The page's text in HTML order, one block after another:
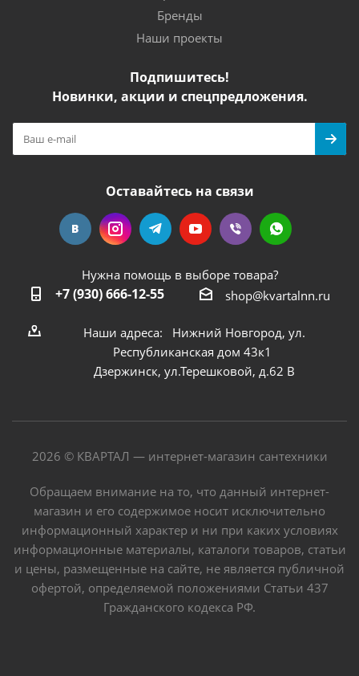
Бренды
Наши проекты
Подпишитесь!
Новинки, акции и спецпредложения.
Оставайтесь на связи
Нужна помощь в выборе товара?
+7 (930) 666-12-55 shop@kvartalnn.ru
Наши адреса: Нижний Новгород, ул.
Республиканская дом 43к1
Дзержинск, ул.Терешковой, д.62 В
2026 © КВАРТАЛ — интернет-магазин сантехники
Обращаем внимание на то, что данный интернет-
магазин и его содержимое носит исключительно
информационный характер и ни при каких условиях
информационные материалы, каталоги товаров, статьи
и цены, размещенные на сайте, не является публичной
офертой, определяемой положениями Статьи 437
Гражданского кодекса РФ.